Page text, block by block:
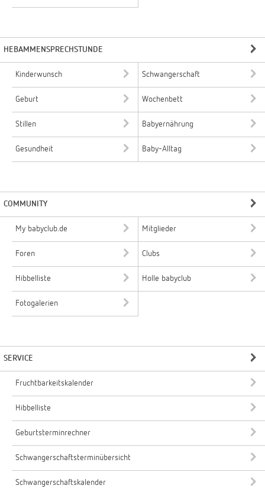
HEBAMMENSPRECHSTUNDE
Kinderwunsch Schwangerschaft
Geburt Wochenbett
Stillen Babyernährung
Gesundheit Baby-Alltag
COMMUNITY
My babyclub.de Mitglieder
Foren Clubs
Hibbelliste Holle babyclub
Fotogalerien
SERVICE
Fruchtbarkeitskalender
Hibbelliste
Geburtsterminrechner
Schwangerschaftsterminübersicht
Schwangerschaftskalender